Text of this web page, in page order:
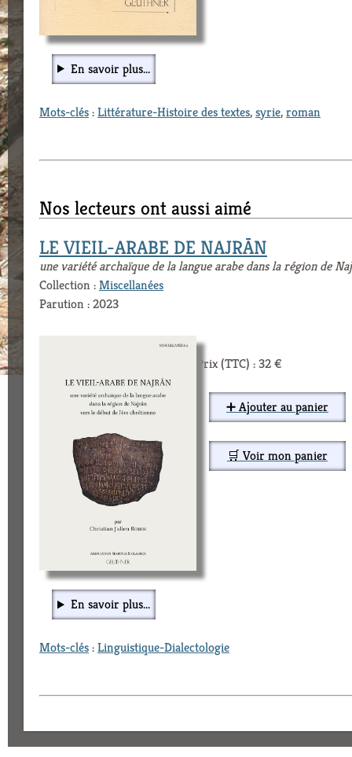
En savoir plus...
Mots-clés:Littérature-Histoire des textes,syrie,roman
Nos lecteurs ont aussi aimé
LE VIEIL-ARABE DE NAJRĀN
une variété archaïque de la langue arabe dans la région de
Collection :Miscellanées
Parution : 2023
Prix (TTC) : 32 €
➕ Ajouter au panier
🛒 Voir mon panier
En savoir plus...
Mots-clés:Linguistique-Dialectologie